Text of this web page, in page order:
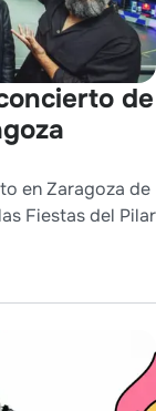
de
en Zaragoza de
Fiestas del Pilar